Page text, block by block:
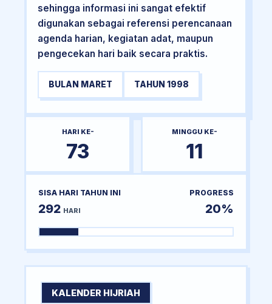
sehingga informasi ini sangat efektif
digunakan sebagai referensi perencanaan
agenda harian, kegiatan adat, maupun
pengecekan hari baik secara praktis.
BULAN MARET TAHUN 1998
HARI KE-
73
MINGGU KE-
11
SISA HARI TAHUN INI
292 HARI
PROGRESS
20%
KALENDER HIJRIAH